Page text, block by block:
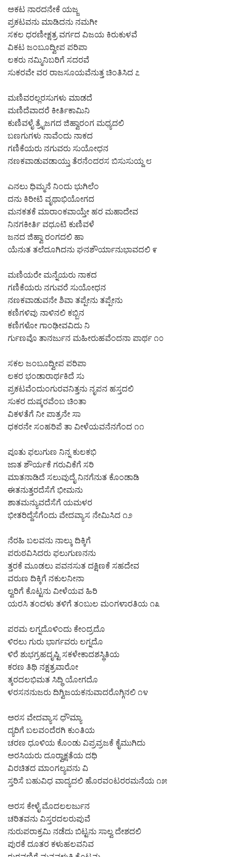
ಅಕಟ ನಾರದನೇಕೆ ಯಜ್ಜ
ಪ್ರಕಟವನು ಮಾಡಿದನು ನಮಗೀ
ಸಕಲ ಧರಣೀಕ್ಷತ್ರ ವರ್ಗದ ವಿಜಯ ಕಿರುಕುಳವೆ
ವಿಕಟ ಜಂಬೂದ್ವೀಪ ಪರಿಪಾ
ಲಕರು ನಮ್ಮಿನಿಬರಿಗೆ ಸದರವೆ
ಸುಕರವೇ ವರ ರಾಜಸೂಯವೆನುತ್ತ ಚಿಂತಿಸಿದ ೭
ಮಣಿವರಲ್ಲರಸುಗಳು ಮಾಡದೆ
ಮಣಿದೆವಾದರೆ ಕೀರ್ತಿಕಾಮಿನಿ
ಕುಣಿವಳೈ ತ್ರೈಜಗದ ಜಿಹ್ವಾರಂಗ ಮಧ್ಯದಲಿ
ಬಣಗುಗಳು ನಾವೆಂದು ನಾಕದ
ಗಣಿಕೆಯರು ನಗುವರು ಸುಯೋಧನ
ನಣಕವಾಡುವಡಾಯ್ತು ತೆರನೆಂದರಸ ಬಿಸುಸುಯ್ದ ೮
ಎನಲು ಧಿಮ್ಮನೆ ನಿಂದು ಭುಗಿಲೆಂ
ದನು ಕಿರೀಟಿ ವೃಥಾಭಿಯೋಗದ
ಮನಕತಕೆ ಮಾರಾಂಕವಾಯ್ತೇ ಹರ ಮಹಾದೇವ
ನಿನಗಕೀರ್ತಿ ವಧೂಟಿ ಕುಣಿವಳೆ
ಜನದ ಜಿಹ್ವಾ ರಂಗದಲಿ ಹಾ
ಯೆನುತ ತಲೆದೂಗಿದನು ಘನಶೌರ್ಯಾನುಭಾವದಲಿ ೯
ಮಣಿಯರೇ ಮನ್ನೆಯರು ನಾಕದ
ಗಣಿಕೆಯರು ನಗುವರೆ ಸುಯೋಧನ
ನಣಕವಾಡುವನೇ ಶಿವಾ ತಪ್ಪೇನು ತಪ್ಪೇನು
ಕಣಿಗಳಿವು ನಾಳಿನಲಿ ಕಬ್ಬಿನ
ಕಣಿಗಳೋ ಗಾಂಢೀವವಿದು ನಿ
ರ್ಗುಣವೊ ತಾನರ್ಜುನ ಮಹೀರುಹವೆಂದನಾ ಪಾರ್ಥ ೧೦
ಸಕಲ ಜಂಬೂದ್ವೀಪ ಪರಿಪಾ
ಲಕರ ಭಂಡಾರಾರ್ಥಕಿದೆ ಸು
ಪ್ರಕಟವೆಂದುಂಗುರವನಿತ್ತನು ನೃಪನ ಹಸ್ತದಲಿ
ಸುಕರ ದುಷ್ಕರವೆಂಬ ಚಿಂತಾ
ವಿಕಳತೆಗೆ ನೀ ಪಾತ್ರನೇ ಸಾ
ಧಕರನೇ ಸಂಹರಿಪೆ ತಾ ವೀಳೆಯವನೆನಗೆಂದ ೧೧
ಪೂತು ಫಲುಗುಣ ನಿನ್ನ ಕುಲಕಭಿ
ಜಾತ ಶೌರ್ಯಕೆ ಗರುವಿಕೆಗೆ ಸರಿ
ಮಾತನಾಡಿದೆ ಸಲುವುದೈ ನಿನಗೆನುತ ಕೊಂಡಾಡಿ
ಈತನುತ್ತರದೆಸೆಗೆ ಭೀಮನು
ಶಾತಮನ್ಯುವದೆಸೆಗೆ ಯಮಳರ
ಭೀತರಿದ್ದೆಸೆಗೆಂದು ವೇದವ್ಯಾಸ ನೇಮಿಸಿದ ೧೨
ನೆರಹಿ ಬಲವನು ನಾಲ್ಕು ದಿಕ್ಕಿಗೆ
ಪರುಠವಿಸಿದರು ಫಲುಗುಣನನು
ತ್ತರಕೆ ಮೂಡಲು ಪವನಸುತ ದಕ್ಷಿಣಕೆ ಸಹದೇವ
ವರುಣ ದಿಕ್ಕಿಗೆ ನಕುಲನೀನಾ
ಲ್ವರಿಗೆ ಕೊಟ್ಟನು ವೀಳೆಯವ ಹಿರಿ
ಯರಸಿ ತಂದಳು ತಳಿಗೆ ತಂಬುಲ ಮಂಗಳಾರತಿಯ ೧೩
ಪರಮ ಲಗ್ನದೊಳಿಂದು ಕೇಂದ್ರದೊ
ಳಿರಲು ಗುರು ಭಾರ್ಗವರು ಲಗ್ನದೊ
ಳಿರೆ ಶುಭಗ್ರಹದೃಷ್ಟಿ ಸಕಳೇಕಾದಶಸ್ಥಿತಿಯ
ಕರಣ ತಿಥಿ ನಕ್ಷತ್ರವಾರೋ
ತ್ಕರದಲಭಿಮತ ಸಿದ್ಧಿ ಯೋಗದೊ
ಳರಸನನುಜರು ದಿಗ್ವಿಜಯಕನುವಾದರೊಗ್ಗಿನಲಿ ೧೪
ಅರಸ ವೇದವ್ಯಾಸ ಧೌಮ್ಯಾ
ದ್ಯರಿಗೆ ಬಲವಂದೆರಗಿ ಕುಂತಿಯ
ಚರಣ ಧೂಳಿಯ ಕೊಂಡು ವಿಪ್ರವ್ರಜಕೆ ಕೈಮುಗಿದು
ಅರಸಿಯರು ದೂರ‍್ವಾಕ್ಷತೆಯ ದಧಿ
ವಿರಚಿತದ ಮಾಂಗಲ್ಯವನು ವಿ
ಸ್ತರಿಸೆ ಬಹುವಿಧ ವಾದ್ಯದಲಿ ಹೊರವಂಟರರಮನೆಯ ೧೫
ಅರಸ ಕೇಳೈ ಮೊದಲಲರ್ಜುನ
ಚರಿತವನು ವಿಸ್ತರದಲರುಪುವೆ
ನುರುಪರಾಕ್ರಮಿ ನಡೆದು ಬಿಟ್ಟನು ಸಾಲ್ವ ದೇಶದಲಿ
ಪುರಕೆ ದೂತರ ಕಳುಹಲವನಿವ